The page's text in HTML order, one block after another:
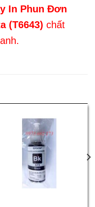
In Phun Đơn
(T6643) chất